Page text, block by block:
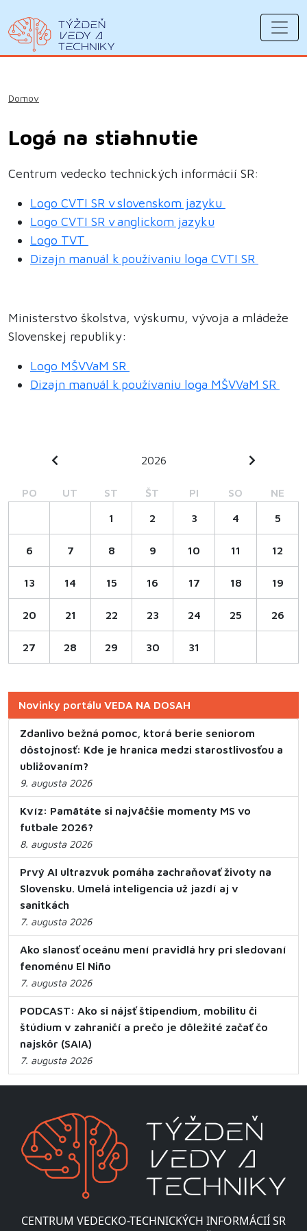
Domov
Logá na stiahnutie
Centrum vedecko technických informácií SR:
Logo CVTI SR v slovenskom jazyku
Logo CVTI SR v anglickom jazyku
Logo TVT
Dizajn manuál k používaniu loga CVTI SR
Ministerstvo školstva, výskumu, vývoja a mládeže
Slovenskej republiky:
Logo MŠVVaM SR
Dizajn manuál k používaniu loga MŠVVaM SR
2026
PO UT ST ŠT PI SO NE
1 2 3 4 5
6 7 8 9 10 11 12
13 14 15 16 17 18 19
20 21 22 23 24 25 26
27 28 29 30 31
Novinky portálu VEDA NA DOSAH
Zdanlivo bežná pomoc, ktorá berie seniorom
dôstojnosť: Kde je hranica medzi starostlivosťou a
ubližovaním?
9. augusta 2026
Kvíz: Pamätáte si najväčšie momenty MS vo
futbale 2026?
8. augusta 2026
Prvý AI ultrazvuk pomáha zachraňovať životy na
Slovensku. Umelá inteligencia už jazdí aj v
sanitkách
7. augusta 2026
Ako slanosť oceánu mení pravidlá hry pri sledovaní
fenoménu El Niño
7. augusta 2026
PODCAST: Ako si nájsť štipendium, mobilitu či
štúdium v zahraničí a prečo je dôležité začať čo
najskôr (SAIA)
7. augusta 2026
CENTRUM VEDECKO-TECHNICKÝCH INFORMÁCIÍ SR